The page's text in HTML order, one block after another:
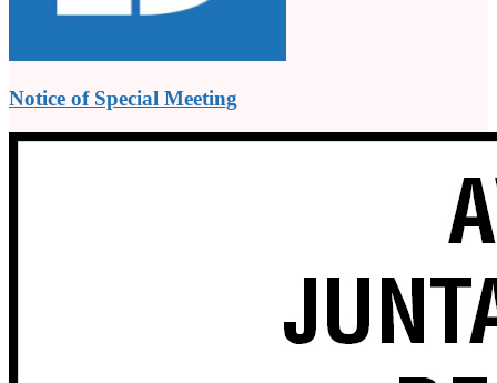
Notice of Special Meeting